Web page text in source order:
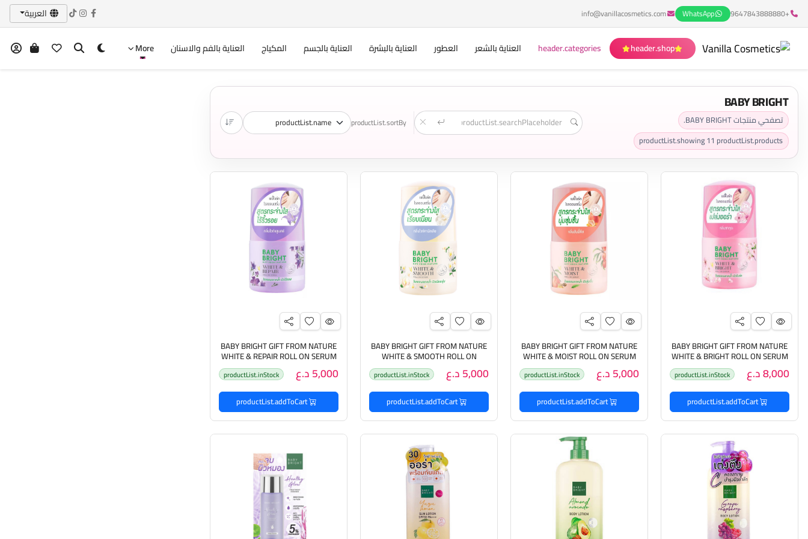
+9647843888880
WhatsApp
info@vanillacosmetics.com العربية
header.shop
header.categories العناية بالشعر العطور العناية بالبشرة العناية بالجسم المكياج العناية بالفم والاسنان More
BABY BRIGHT
تصفحي منتجات BABY BRIGHT.
productList.showing11 productList.products
productList.sortBy
BABY BRIGHT GIFT FROM NATURE
WHITE & BRIGHT ROLL ON SERUM
بيبي برايت رول مانع للتعرق8,000 د.ع productList.inStock
productList.addToCart
BABY BRIGHT GIFT FROM NATURE
WHITE & MOIST ROLL ON SERUM
بيبي برايت رول مانع للتعرق5,000 د.ع productList.inStock
productList.addToCart
BABY BRIGHT GIFT FROM NATURE
WHITE & SMOOTH ROLL ON
SERUM بيبي برايت رول مانع للتعرق
5,000 د.ع productList.inStock
productList.addToCart
BABY BRIGHT GIFT FROM NATURE
WHITE & REPAIR ROLL ON SERUM
بيبي برايت رول مانع للتعرق5,000 د.ع productList.inStock
productList.addToCart